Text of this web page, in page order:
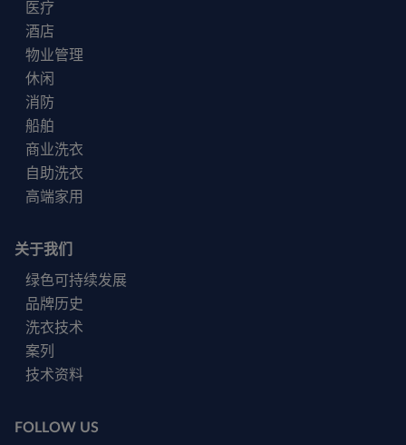
医疗
酒店
物业管理
休闲
消防
船舶
商业洗衣
自助洗衣
高端家用
关于我们
绿色可持续发展
品牌历史
洗衣技术
案列
技术资料
FOLLOW US